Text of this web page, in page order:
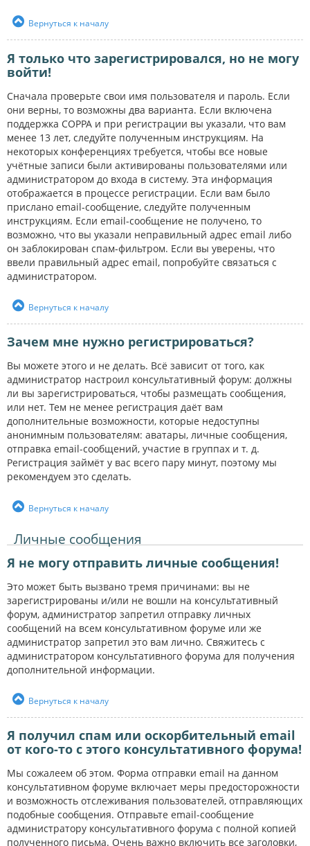
Вернуться к началу
Я только что зарегистрировался, но не могу
войти!
Сначала проверьте свои имя пользователя и пароль. Если
они верны, то возможны два варианта. Если включена
поддержка COPPA и при регистрации вы указали, что вам
менее 13 лет, следуйте полученным инструкциям. На
некоторых конференциях требуется, чтобы все новые
учётные записи были активированы пользователями или
администратором до входа в систему. Эта информация
отображается в процессе регистрации. Если вам было
прислано email-сообщение, следуйте полученным
инструкциям. Если email-сообщение не получено, то
возможно, что вы указали неправильный адрес email либо
он заблокирован спам-фильтром. Если вы уверены, что
ввели правильный адрес email, попробуйте связаться с
администратором.
Вернуться к началу
Зачем мне нужно регистрироваться?
Вы можете этого и не делать. Всё зависит от того, как
администратор настроил консультативный форум: должны
ли вы зарегистрироваться, чтобы размещать сообщения,
или нет. Тем не менее регистрация даёт вам
дополнительные возможности, которые недоступны
анонимным пользователям: аватары, личные сообщения,
отправка email-сообщений, участие в группах и т. д.
Регистрация займёт у вас всего пару минут, поэтому мы
рекомендуем это сделать.
Вернуться к началу
Личные сообщения
Я не могу отправить личные сообщения!
Это может быть вызвано тремя причинами: вы не
зарегистрированы и/или не вошли на консультативный
форум, администратор запретил отправку личных
сообщений на всем консультативном форуме или же
администратор запретил это вам лично. Свяжитесь с
администратором консультативного форума для получения
дополнительной информации.
Вернуться к началу
Я получил спам или оскорбительный email
от кого-то с этого консультативного форума!
Мы сожалеем об этом. Форма отправки email на данном
консультативном форуме включает меры предосторожности
и возможность отслеживания пользователей, отправляющих
подобные сообщения. Отправьте email-сообщение
администратору консультативного форума с полной копией
полученного письма. Очень важно включить все заголовки,